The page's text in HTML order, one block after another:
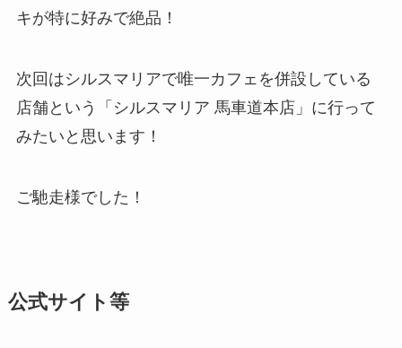
キが特に好みで絶品！
次回はシルスマリアで唯一カフェを併設している
店舗という「シルスマリア 馬車道本店」に行って
みたいと思います！
ご馳走様でした！
公式サイト等